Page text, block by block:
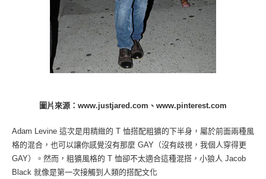
圖片來源：www.justjared.com、www.pinterest.com
Adam Levine 這次是用精緻的 T 恤搭配粗獷的下半身，屬於前面兩種風
格的混合，也可以讓你感覺沒有那麼 GAY（沒有歧視，我個人穿得更
GAY）。然而，粗獷風格的 T 恤卻不太適合這種混搭，小狼人 Jacob
Black 就像是第一次接觸到人類的搭配文化